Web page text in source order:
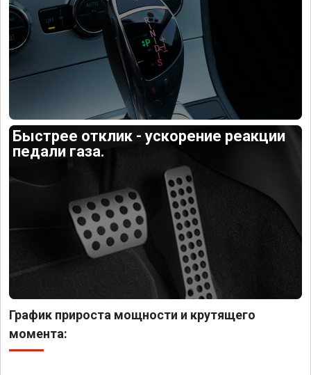
Быстрее отклик - ускорение реакции
педали газа.
График прироста мощности и крутящего
момента: